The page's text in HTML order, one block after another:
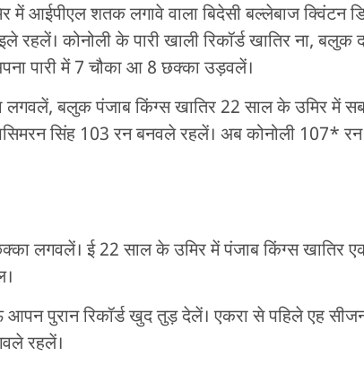
में आईपीएल शतक लगावे वाला बिदेसी बल्लेबाज क्विंटन
रहलें। कोनोली के पारी खाली रिकॉर्ड खातिर ना,
पारी में 7 चौका आ 8 छक्का उड़वलें।
लगवलें, बलुक पंजाब किंग्स खातिर 22 साल के उमिर में
सिंह 103 रन बनवले रहलें। अब कोनोली 107*
लगवलें। ई 22 साल के उमिर में पंजाब किंग्स खातिर
पुरान रिकॉर्ड खुद तुड़ देलें। एकरा से पहिले एह
रहलें।